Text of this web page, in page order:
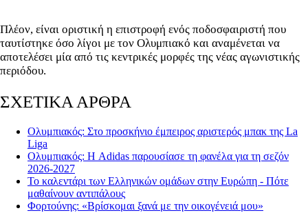
Πλέον, είναι οριστική η επιστροφή ενός ποδοσφαιριστή που
ταυτίστηκε όσο λίγοι με τον Ολυμπιακό και αναμένεται να
αποτελέσει μία από τις κεντρικές μορφές της νέας αγωνιστικής
περιόδου.
ΣΧΕΤΙΚΑ ΑΡΘΡΑ
Ολυμπιακός: Στο προσκήνιο έμπειρος αριστερός μπακ της La
Liga
Ολυμπιακός: Η Adidas παρουσίασε τη φανέλα για τη σεζόν
2026-2027
Το καλεντάρι των Ελληνικών ομάδων στην Ευρώπη - Πότε
μαθαίνουν αντιπάλους
Φορτούνης: «Βρίσκομαι ξανά με την οικογένειά μου»